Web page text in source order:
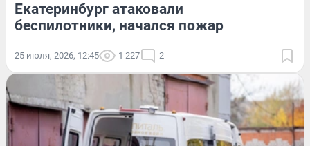
Екатеринбург атаковали
беспилотники, начался пожар
25 июля, 2026, 12:45 1 227 2